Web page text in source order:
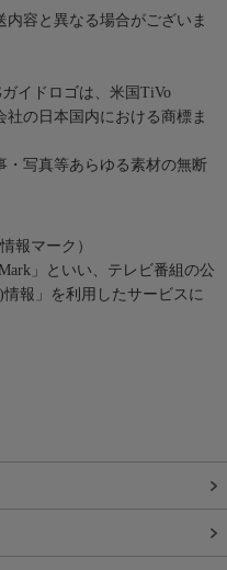
容と異なる場合がございま
イドロゴは、米国TiVo
社の日本国内における商標ま
・写真等あらゆる素材の無断
報マーク）
」といい、テレビ番組の公
報」を利用したサービスに